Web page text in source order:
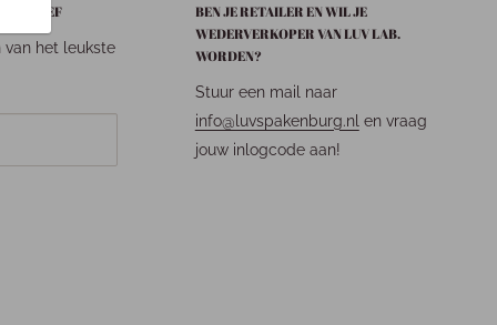
het leukste
BEN JE RETAILER EN WIL JE
WEDERVERKOPER VAN LUV LAB.
WORDEN?
Stuur een mail naar
info@luvspakenburg.nl en vraag
jouw inlogcode aan!